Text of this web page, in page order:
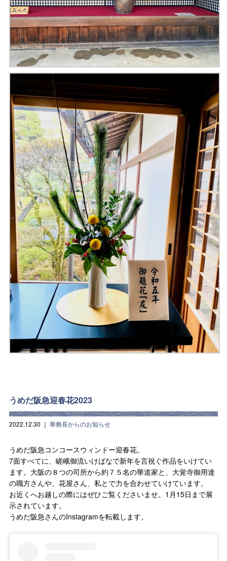
うめだ阪急迎春花2023
2022.12.30 ｜ 華務長からのお知らせ
うめだ阪急コンコースウィンドー迎春花。
7面すべてに、嵯峨御流いけばなで新年を言祝ぐ作品をいけてい
ます。大阪の８つの司所から約７５名の華道家と、大覚寺御用達
の職方さんや、花屋さん、私とで力を合わせていけています。
お近くへお越しの際にはぜひご覧くださいませ。1月15日まで展
示されています。
うめだ阪急さんのInstagramを転載します。